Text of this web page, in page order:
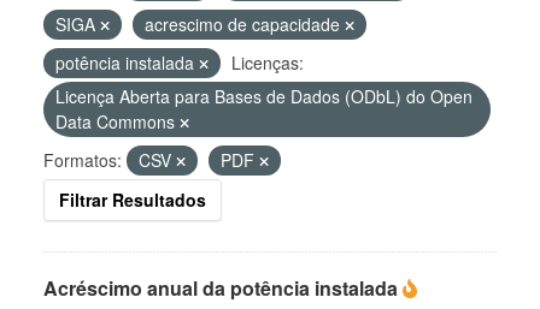
SIGA
acrescimo de capacidade
potência instalada
Licenças:
Licença Aberta para Bases de Dados (ODbL) do Open
Data Commons
Formatos:
CSV
PDF
Filtrar Resultados
Acréscimo anual da potência instalada